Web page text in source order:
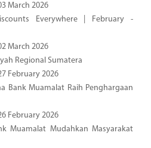
March 2026
Everywhere | February -
March 2026
Regional Sumatera
February 2026
Bank Muamalat Raih Penghargaan
February 2026
Muamalat Mudahkan Masyarakat